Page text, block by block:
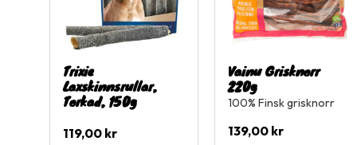
Trixie
Laxskinnsrullar,
Torkad, 150g
119,00 kr
Vainu Grisknorr
220g
100% Finsk grisknorr
139,00kr